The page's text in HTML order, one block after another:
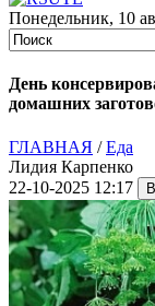
Понедельник, 10
День
домашних
ГЛАВНАЯ /Еда
Лидия Карпенко
22-10-2025 12:17